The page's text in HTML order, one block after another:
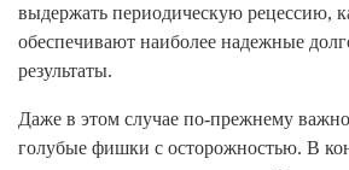
выдержать периодическую рецессию,
обеспечивают наиболее надежные
результаты.
Даже в этом случае по-прежнему
голубые фишки с осторожностью. В